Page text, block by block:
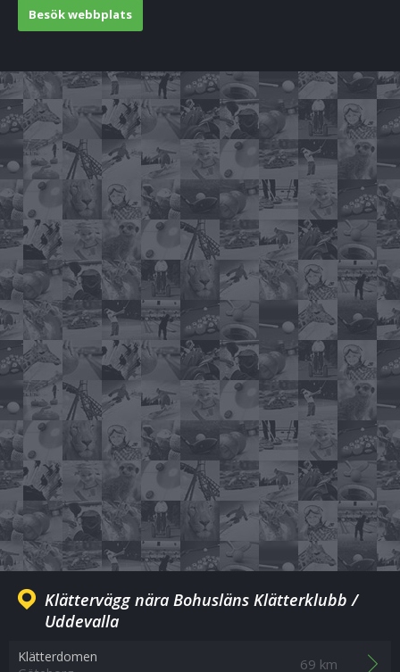
Besök webbplats
Klättervägg nära Bohusläns Klätterklubb /
Uddevalla
Klätterdomen
69 km